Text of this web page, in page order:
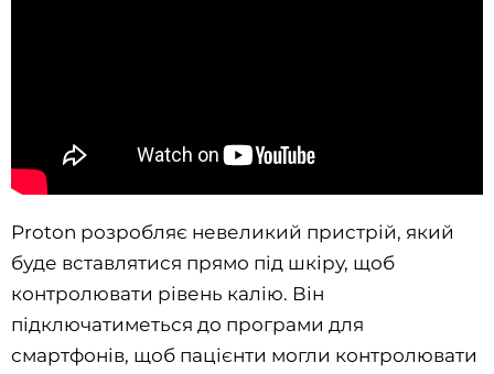
Proton розробляє невеликий пристрій, який
буде вставлятися прямо під шкіру, щоб
контролювати рівень калію. Він
підключатиметься до програми для
смартфонів, щоб пацієнти могли контролювати